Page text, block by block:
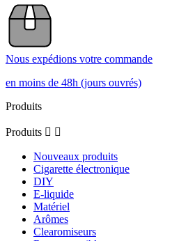
Nous expédions votre commande
en moins de 48h (jours ouvrés)
Produits
Produits  
Nouveaux produits
Cigarette électronique
DIY
E-liquide
Matériel
Arômes
Clearomiseurs